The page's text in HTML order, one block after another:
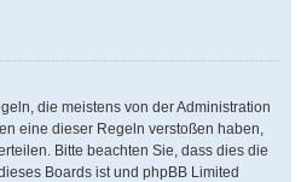
die meistens von der Administration
eine dieser Regeln verstoßen haben,
Bitte beachten Sie, dass dies die
Boards ist und phpBB Limited